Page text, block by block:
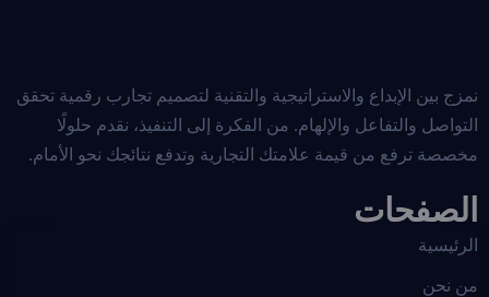
نمزج بين الإبداع والاستراتيجية والتقنية لتصميم تجارب رقمية تحقق
التواصل والتفاعل والإلهام. من الفكرة إلى التنفيذ، نقدم حلولًا
مخصصة ترفع من قيمة علامتك التجارية وتدفع نتائجك نحو الأمام.
الصفحات
الرئيسية
من نحن